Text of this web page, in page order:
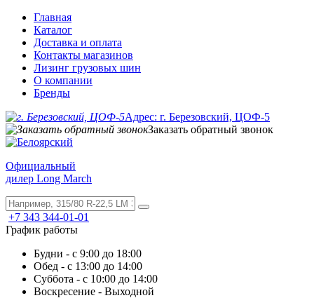
Главная
Каталог
Доставка и оплата
Контакты магазинов
Лизинг грузовых шин
О компании
Бренды
Адрес: г. Березовский, ЦОФ-5
Заказать обратный звонок
Официальный
дилер Long March
+7 343 344-01-01
График работы
Будни - с 9:00 до 18:00
Обед - с 13:00 до 14:00
Суббота - с 10:00 до 14:00
Воскресение - Выходной